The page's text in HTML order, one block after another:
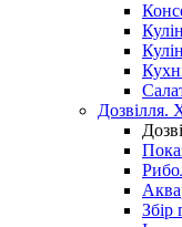
Дозвілля.
Збір